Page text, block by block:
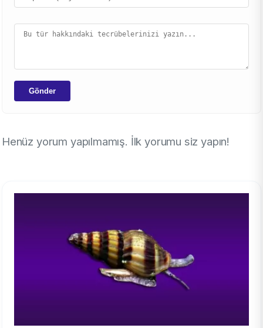
Gönder
Henüz yorum yapılmamış. İlk yorumu siz yapın!